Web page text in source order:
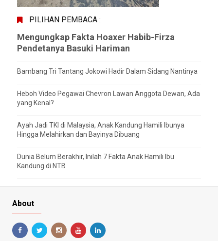
PILIHAN PEMBACA :
Mengungkap Fakta Hoaxer Habib-Firza
Pendetanya Basuki Hariman
Bambang Tri Tantang Jokowi Hadir Dalam Sidang Nantinya
Heboh Video Pegawai Chevron Lawan Anggota Dewan, Ada
yang Kenal?
Ayah Jadi TKI di Malaysia, Anak Kandung Hamili Ibunya
Hingga Melahirkan dan Bayinya Dibuang
Dunia Belum Berakhir, Inilah 7 Fakta Anak Hamili Ibu
Kandung di NTB
About